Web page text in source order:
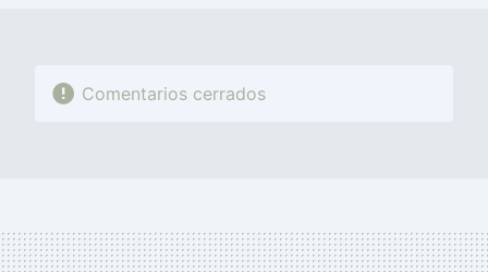
Comentarios cerrados